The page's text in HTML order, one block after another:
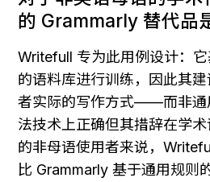
的 Grammarly 替代品
Writefull 专为此用例设计：
的语料库进行训练，因此其
者实际的写作方式——而非通
法技术上正确但其措辞在学
的非母语使用者来说，
比 Grammarly 基于通用规则